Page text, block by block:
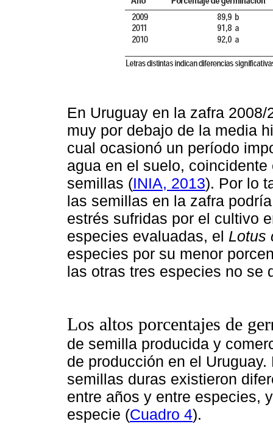
En Uruguay en la zafra
muy por debajo de la media
cual ocasionó un período
agua en el suelo,
semillas (INIA, 2013). Por lo
las semillas en la zafra
estrés sufridas por el cultivo
especies evaluadas, el Lotus
especies por su menor
las otras tres especies no se
Los altos porcentajes de ger
de semilla producida y
de producción en el
semillas duras existieron
entre años y entre especies,
especie (Cuadro 4).